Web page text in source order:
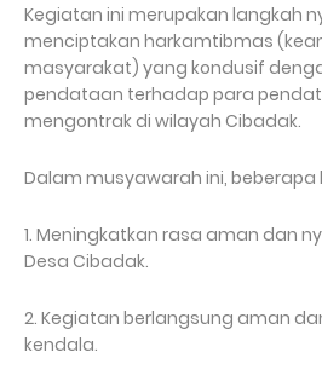
Kegiatan ini merupakan langkah
menciptakan harkamtibmas
masyarakat) yang kondusif
pendataan terhadap para
mengontrak di wilayah Cibadak.
Dalam musyawarah ini,
1. Meningkatkan rasa aman dan
Desa Cibadak.
2. Kegiatan berlangsung aman
kendala.